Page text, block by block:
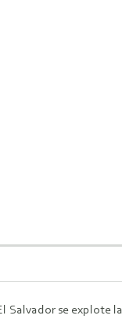
Salvador se explote